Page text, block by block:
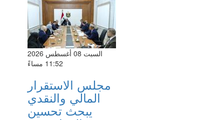
السبت 08 أغسطس 2026
11:52 مساءً
مجلس الاستقرار
المالي والنقدي
يبحث تحسين